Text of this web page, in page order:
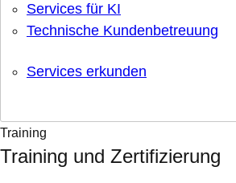
Services für KI
Technische Kundenbetreuung
Services erkunden
Training
Training und Zertifizierung